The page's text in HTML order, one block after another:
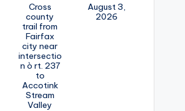
Cross
county
trail from
Fairfax
city near
intersectio
n ò rt. 237
to
Accotink
Stream
Valley
August 3,
2026